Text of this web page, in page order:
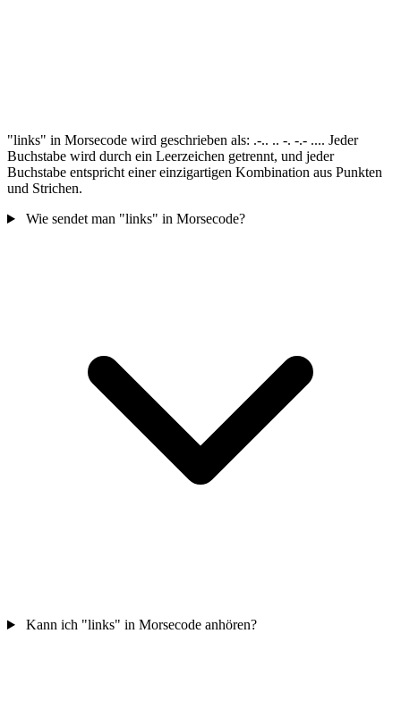
"links" in Morsecode wird geschrieben als: .-.. .. -. -.- .... Jeder
Buchstabe wird durch ein Leerzeichen getrennt, und jeder
Buchstabe entspricht einer einzigartigen Kombination aus Punkten
und Strichen.
Wie sendet man "links" in Morsecode?
Kann ich "links" in Morsecode anhören?